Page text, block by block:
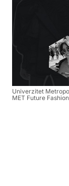
Univerzitet
MET Future